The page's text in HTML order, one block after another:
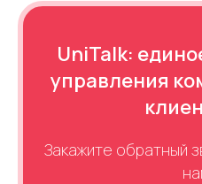
UniTalk:
управления
Закажите обратный